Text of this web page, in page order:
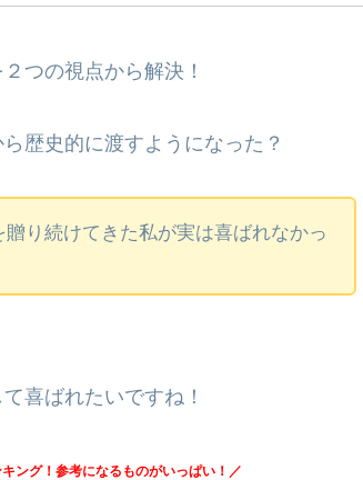
つの視点から解決！
歴史的に渡すようになった？
り続けてきた私が実は喜ばれなかっ
喜ばれたいですね！
ング！参考になるものがいっぱい！／